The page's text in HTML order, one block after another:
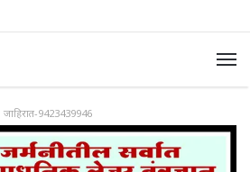
जाहिरात-9423439946